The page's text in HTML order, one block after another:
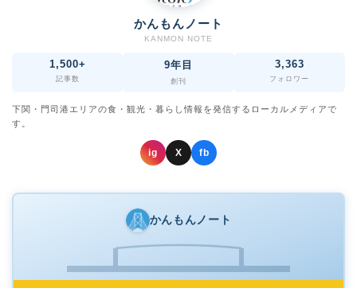
かんもんノート
KANMON NOTE
1,500+
記事数
9年目
創刊
3,363
フォロワー
下関・門司港エリアの食・観光・暮らし情報を発信するローカルメディアで
す。
ig X fb
かんもんノート